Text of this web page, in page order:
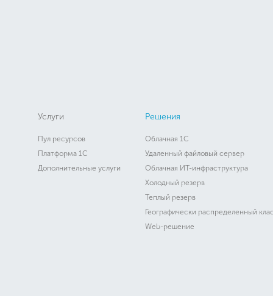
Услуги
Пул ресурсов
Платформа 1C
Дополнительные услуги
Решения
Облачная 1C
Удаленный файловый сервер
Облачная ИТ-инфраструктура
Холодный резерв
Теплый резерв
Географически распределенный
Web-решение